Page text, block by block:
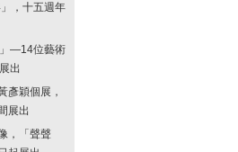
，十五週年
」—14位藝術
出
彥穎個展，
展出
，「聲聲